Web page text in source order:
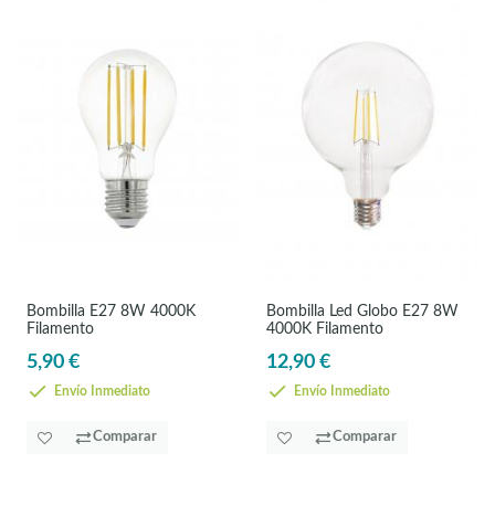
Bombilla E27 8W 4000K
Filamento
5,90 €
Envío Inmediato
Comparar
Bombilla Led Globo E27 8W
4000K Filamento
12,90 €
Envío Inmediato
Comparar